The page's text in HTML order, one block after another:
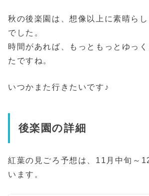
秋の後楽園は、想像以上に素晴ら
でした。
時間があれば、もっともっとゆっ
たですね。
いつかまた行きたいです♪
後楽園の詳細
紅葉の見ごろ予想は、11月中旬～
います。